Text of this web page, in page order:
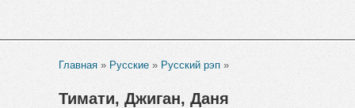
Главная » Русские » Русский рэп »
Тимати, Джиган, Даня